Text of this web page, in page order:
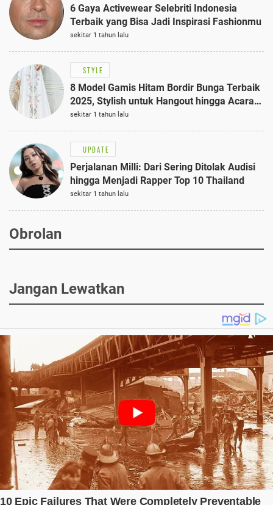
6 Gaya Activewear Selebriti Indonesia
Terbaik yang Bisa Jadi Inspirasi Fashionmu
sekitar 1 tahun lalu
STYLE
8 Model Gamis Hitam Bordir Bunga Terbaik
2025, Stylish untuk Hangout hingga Acara
Semi-Formal
sekitar 1 tahun lalu
UPDATE
Perjalanan Milli: Dari Sering Ditolak Audisi
hingga Menjadi Rapper Top 10 Thailand
sekitar 1 tahun lalu
Obrolan
Jangan Lewatkan